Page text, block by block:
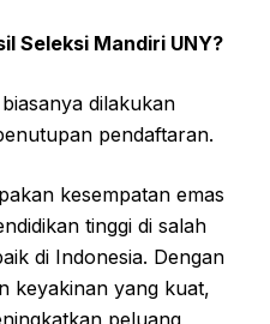
Seleksi Mandiri UNY?
dilakukan
pendaftaran.
kesempatan emas
tinggi di salah
di Indonesia. Dengan
keyakinan yang kuat,